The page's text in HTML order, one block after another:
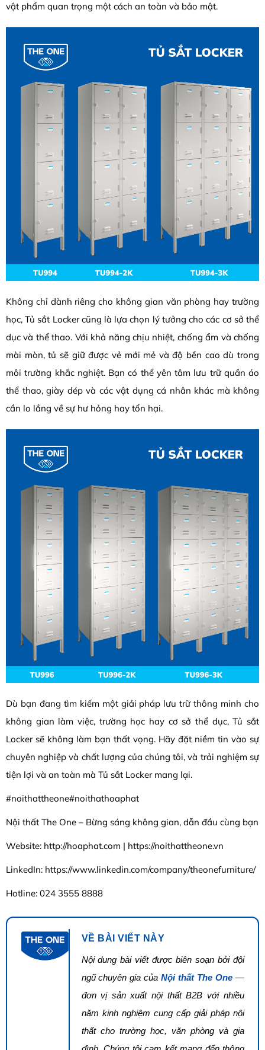
vật phẩm quan trọng một cách an toàn và bảo mật.
Không chỉ dành riêng cho không gian văn phòng hay trường
học, Tủ sắt Locker cũng là lựa chọn lý tưởng cho các cơ sở thể
dục và thể thao. Với khả năng chịu nhiệt, chống ẩm và chống
mài mòn, tủ sẽ giữ được vẻ mới mẻ và độ bền cao dù trong
môi trường khắc nghiệt. Bạn có thể yên tâm lưu trữ quần áo
thể thao, giày dép và các vật dụng cá nhân khác mà không
cần lo lắng về sự hư hỏng hay tổn hại.
Dù bạn đang tìm kiếm một giải pháp lưu trữ thông minh cho
không gian làm việc, trường học hay cơ sở thể dục, Tủ sắt
Locker sẽ không làm bạn thất vọng. Hãy đặt niềm tin vào sự
chuyên nghiệp và chất lượng của chúng tôi, và trải nghiệm sự
tiện lợi và an toàn mà Tủ sắt Locker mang lại.
#noithattheone#noithathoaphat
Nội thất The One – Bừng sáng không gian, dẫn đầu cùng bạn
Website: http://hoaphat.com | https://noithattheone.vn
LinkedIn: https://www.linkedin.com/company/theonefurniture/
Hotline: 024 3555 8888
VỀ BÀI VIẾT NÀY
Nội dung bài viết được biên soạn bởi đội
ngũ chuyên gia của Nội thất The One—
đơn vị sản xuất nội thất B2B với nhiều
năm kinh nghiệm cung cấp giải pháp nội
thất cho trường học, văn phòng và gia